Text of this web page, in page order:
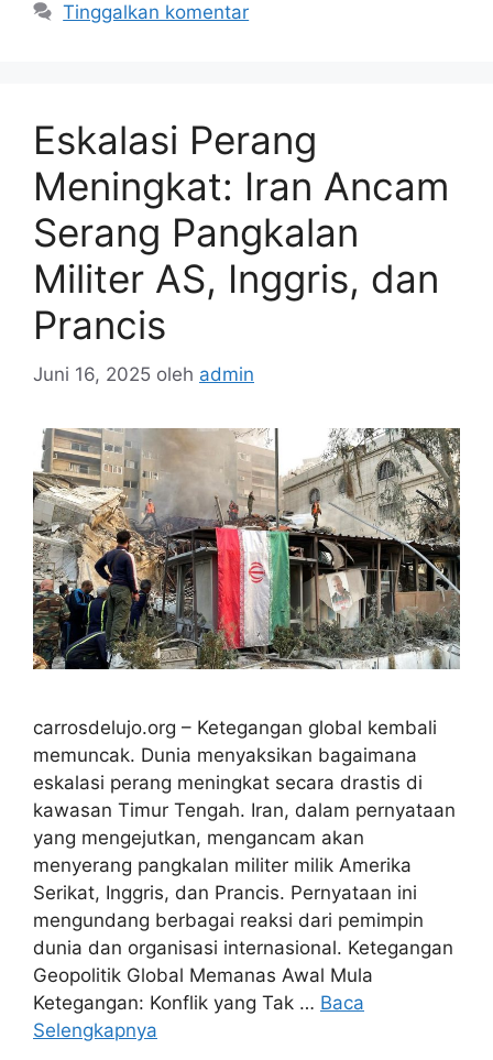
Tinggalkan komentar
Eskalasi Perang
Meningkat: Iran Ancam
Serang Pangkalan
Militer AS, Inggris, dan
Prancis
Juni 16, 2025 oleh admin
carrosdelujo.org – Ketegangan global kembali
memuncak. Dunia menyaksikan bagaimana
eskalasi perang meningkat secara drastis di
kawasan Timur Tengah. Iran, dalam pernyataan
yang mengejutkan, mengancam akan
menyerang pangkalan militer milik Amerika
Serikat, Inggris, dan Prancis. Pernyataan ini
mengundang berbagai reaksi dari pemimpin
dunia dan organisasi internasional. Ketegangan
Geopolitik Global Memanas Awal Mula
Ketegangan: Konflik yang Tak … Baca
Selengkapnya